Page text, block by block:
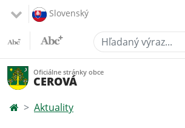
Slovenský
Hľadaný výraz...
Oficiálne stránky obce
CEROVÁ
Aktuality